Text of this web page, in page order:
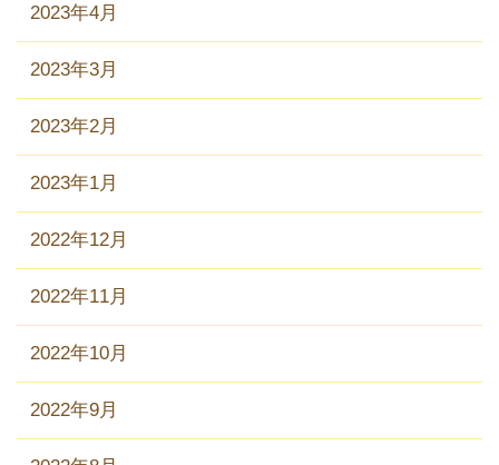
2023年4月
2023年3月
2023年2月
2023年1月
2022年12月
2022年11月
2022年10月
2022年9月